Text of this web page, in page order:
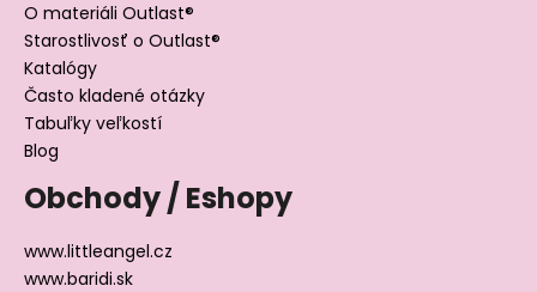
O materiáli Outlast®
Starostlivosť o Outlast®
Katalógy
Často kladené otázky
Tabuľky veľkostí
Blog
Obchody / Eshopy
www.littleangel.cz
www.baridi.sk